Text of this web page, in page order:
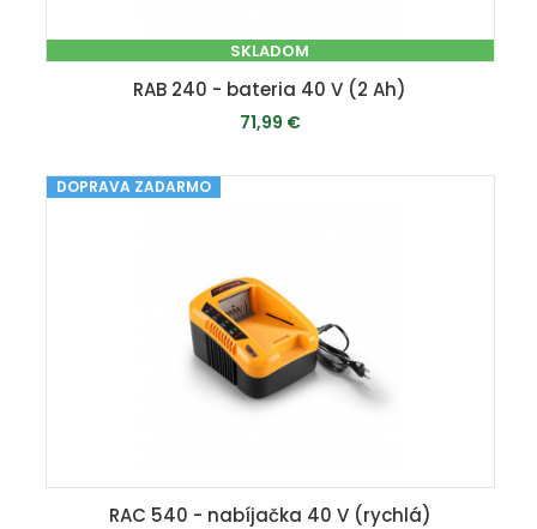
SKLADOM
RAB 240 - bateria 40 V (2 Ah)
71,99 €
PRIDAŤ DO KOŠÍKA
DOPRAVA ZADARMO
RAC 540 - nabíjačka 40 V (rychlá)